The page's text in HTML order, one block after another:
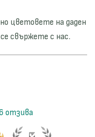
цветовете на даден
свържете с нас.
отзива